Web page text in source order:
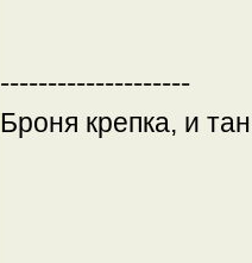
--------------------
Броня крепка, и